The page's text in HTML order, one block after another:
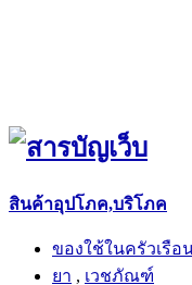
สินค้าอุปโภค,บริโภค
ของใช้ในครัวเรือ
ยา
เวชภัณฑ์